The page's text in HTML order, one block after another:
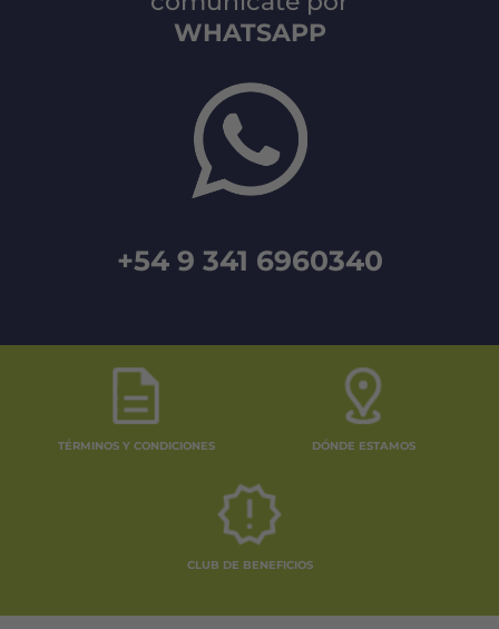
WHATSAPP
+54 9 341 6960340
TÉRMINOS Y CONDICIONES DÓNDE ESTAMOS
CLUB DE BENEFICIOS